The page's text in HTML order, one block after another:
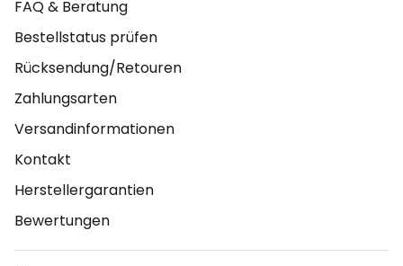
FAQ & Beratung
Bestellstatus prüfen
Rücksendung/Retouren
Zahlungsarten
Versandinformationen
Kontakt
Herstellergarantien
Bewertungen